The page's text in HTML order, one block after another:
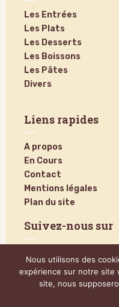
Les Entrées
Les Plats
Les Desserts
Les Boissons
Les Pâtes
Divers
Liens rapides
A propos
En Cours
Contact
Mentions légales
Plan du site
Suivez-nous sur
@2024 – Tous
Nous utilisons des
expérience sur notre site
site, nous